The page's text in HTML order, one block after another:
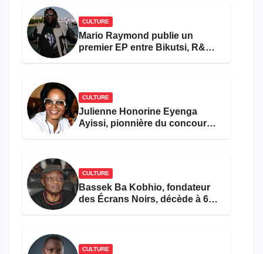
CULTURE
Mario Raymond publie un
premier EP entre Bikutsi, R&B
CULTURE
Julienne Honorine Eyenga
Ayissi, pionnière du concours
CULTURE
Bassek Ba Kobhio, fondateur
des Écrans Noirs, décède à 69
CULTURE